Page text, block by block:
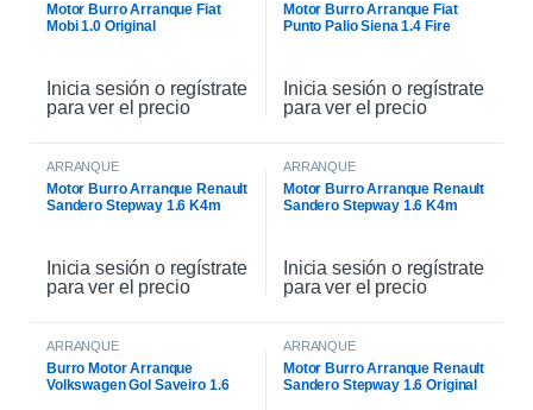
Motor Burro Arranque Fiat
Mobi 1.0 Original
Inicia sesión o regístrate
para ver el precio
Motor Burro Arranque Fiat
Punto Palio Siena 1.4 Fire
Inicia sesión o regístrate
para ver el precio
ARRANQUE
Motor Burro Arranque Renault
Sandero Stepway 1.6 K4m
Inicia sesión o regístrate
para ver el precio
ARRANQUE
Motor Burro Arranque Renault
Sandero Stepway 1.6 K4m
Inicia sesión o regístrate
para ver el precio
ARRANQUE
Burro Motor Arranque
Volkswagen Gol Saveiro 1.6
ARRANQUE
Motor Burro Arranque Renault
Sandero Stepway 1.6 Original